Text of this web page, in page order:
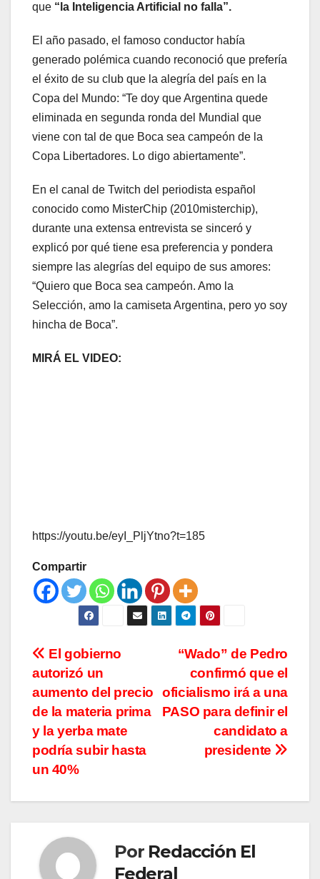
que “la Inteligencia Artificial no falla”.
El año pasado, el famoso conductor había
generado polémica cuando reconoció que prefería
el éxito de su club que la alegría del país en la
Copa del Mundo: “Te doy que Argentina quede
eliminada en segunda ronda del Mundial que
viene con tal de que Boca sea campeón de la
Copa Libertadores. Lo digo abiertamente”.
En el canal de Twitch del periodista español
conocido como MisterChip (2010misterchip),
durante una extensa entrevista se sinceró y
explicó por qué tiene esa preferencia y pondera
siempre las alegrías del equipo de sus amores:
“Quiero que Boca sea campeón. Amo la
Selección, amo la camiseta Argentina, pero yo soy
hincha de Boca”.
MIRÁ EL VIDEO:
https://youtu.be/eyI_PljYtno?t=185
Compartir
Navegación
de
entradas
“Wado” de Pedro
confirmó que el
oficialismo irá a una
PASO para definir el
candidato a
presidente
El gobierno
autorizó un
aumento del precio
de la materia prima
y la yerba mate
podría subir hasta
un 40%
Por Redacción El
Federal